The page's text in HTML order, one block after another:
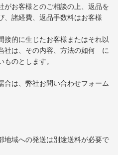
がお客様とのご相談の上、返品を
、諸経費、返品手数料はお客様
接的に生じたお客様またはそれ以
社は、その内容、方法の如何 に
のとします。
合は、弊社お問い合わせフォーム
地域への発送は別途送料が必要で